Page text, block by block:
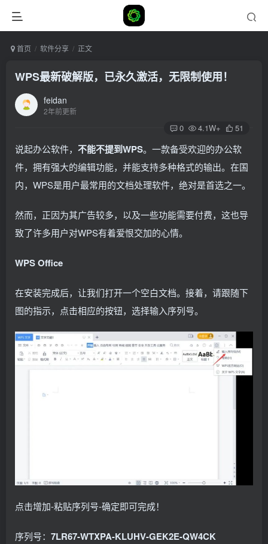
首页 软件分享 正文
WPS最新破解版，已永久激活，无限制使用！
feidan
2年前更新
0 4.1W+ 51
说起办公软件， 不能不提到WPS。一款备受欢迎的办公软
件，拥有强大的编辑功能，并能支持多种格式的输出。在国
内，WPS是用户最常用的文档处理软件，绝对是首选之一。
然而，正因为其广告较多，以及一些功能需要付费，这也导
致了许多用户对WPS有着爱恨交加的心情。
WPS Office
在安装完成后，让我们打开一个空白文档。接着，请跟随下
图的指示，点击相应的按钮，选择输入序列号。
点击增加-粘贴序列号-确定即可完成！
序列号： 7LR67-WTXPA-KLUHV-GEK2E-QW4CK